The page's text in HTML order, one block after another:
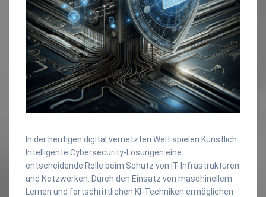
In der heutigen digital vernetzten Welt spielen Künstlich
Intelligente Cybersecurity-Lösungen eine
entscheidende Rolle beim Schutz von IT-Infrastrukturen
und Netzwerken. Durch den Einsatz von maschinellem
Lernen und fortschrittlichen KI-Techniken ermöglichen